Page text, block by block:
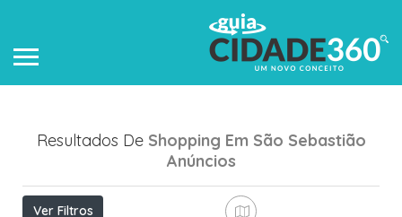
Resultados De Shopping Em São Sebastião
Anúncios
Ver Filtros